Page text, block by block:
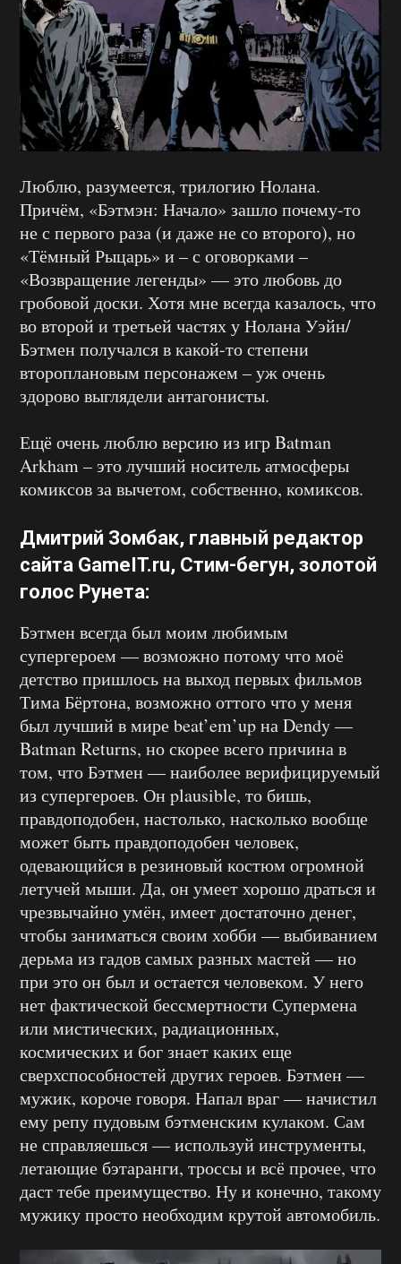
Люблю, разумеется, трилогию Нолана.
Причём, «Бэтмэн: Начало» зашло почему-то
не с первого раза (и даже не со второго), но
«Тёмный Рыцарь» и – с оговорками –
«Возвращение легенды» — это любовь до
гробовой доски. Хотя мне всегда казалось, что
во второй и третьей частях у Нолана Уэйн/
Бэтмен получался в какой-то степени
второплановым персонажем – уж очень
здорово выглядели антагонисты.
Ещё очень люблю версию из игр Batman
Arkham – это лучший носитель атмосферы
комиксов за вычетом, собственно, комиксов.
Дмитрий Зомбак, главный редактор
сайта GameIT.ru, Стим-бегун, золотой
голос Рунета:
Бэтмен всегда был моим любимым
супергероем — возможно потому что моё
детство пришлось на выход первых фильмов
Тима Бёртона, возможно оттого что у меня
был лучший в мире beat’em’up на Dendy —
Batman Returns, но скорее всего причина в
том, что Бэтмен — наиболее верифицируемый
из супергероев. Он plausible, то бишь,
правдоподобен, настолько, насколько вообще
может быть правдоподобен человек,
одевающийся в резиновый костюм огромной
летучей мыши. Да, он умеет хорошо драться и
чрезвычайно умён, имеет достаточно денег,
чтобы заниматься своим хобби — выбиванием
дерьма из гадов самых разных мастей — но
при это он был и остается человеком. У него
нет фактической бессмертности Супермена
или мистических, радиационных,
космических и бог знает каких еще
сверхспособностей других героев. Бэтмен —
мужик, короче говоря. Напал враг — начистил
ему репу пудовым бэтменским кулаком. Сам
не справляешься — используй инструменты,
летающие бэтаранги, троссы и всё прочее, что
даст тебе преимущество. Ну и конечно, такому
мужику просто необходим крутой автомобиль.